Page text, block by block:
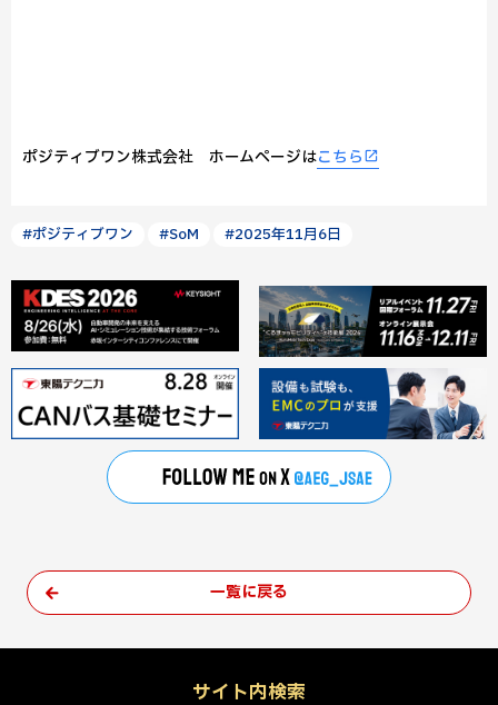
ポジティブワン株式会社 ホームページはこちら
#ポジティブワン #SoM #2025年11月6日
一覧に戻る
サイト内検索